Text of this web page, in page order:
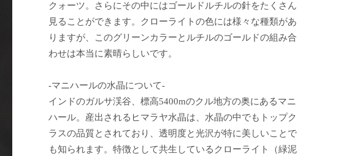
クォーツ。さらにその中にはゴールドルチルの針をたくさん
見ることができます。クローライトの色には様々な種類があ
りますが、このグリーンカラーとルチルのゴールドの組み合
わせは本当に素晴らしいです。
-マニハールの水晶について-
インドのガルサ渓谷、標高5400mのクル地方の奥にあるマニ
ハール。産出されるヒマラヤ水晶は、水晶の中でもトップク
ラスの品質とされており、透明度と光沢が特に美しいことで
も知られます。特徴として共生しているクローライト（緑泥